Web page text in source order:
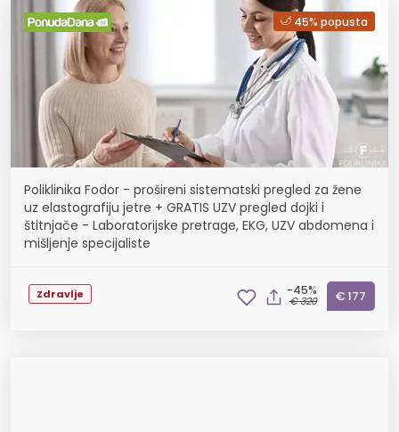
45% popusta
Poliklinika Fodor - prošireni sistematski pregled za žene
uz elastografiju jetre + GRATIS UZV pregled dojki i
štitnjače - Laboratorijske pretrage, EKG, UZV abdomena i
mišljenje specijaliste
Zdravlje -45%
€ 320 € 177